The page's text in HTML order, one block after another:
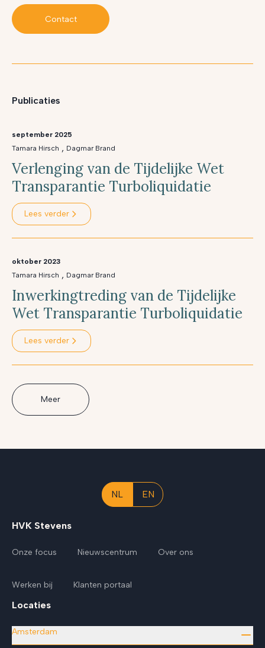
Contact
Publicaties
september 2025
Tamara Hirsch , Dagmar Brand
Verlenging van de Tijdelijke Wet
Transparantie Turboliquidatie
Lees verder
oktober 2023
Tamara Hirsch , Dagmar Brand
Inwerkingtreding van de Tijdelijke
Wet Transparantie Turboliquidatie
Lees verder
Meer
NL EN
HVK Stevens
Onze focus Nieuwscentrum Over ons
Werken bij Klanten portaal
Locaties
Amsterdam